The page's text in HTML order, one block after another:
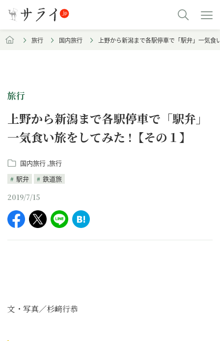
旅行 国内旅行 上野から新潟まで各駅停車で「駅弁」一気
旅行
上野から新潟まで各駅停車で「駅弁」
一気食い旅をしてみた !【その１】
国内旅行 旅行
駅弁
鉄道旅
2019/7/15
文・写真／杉﨑行恭